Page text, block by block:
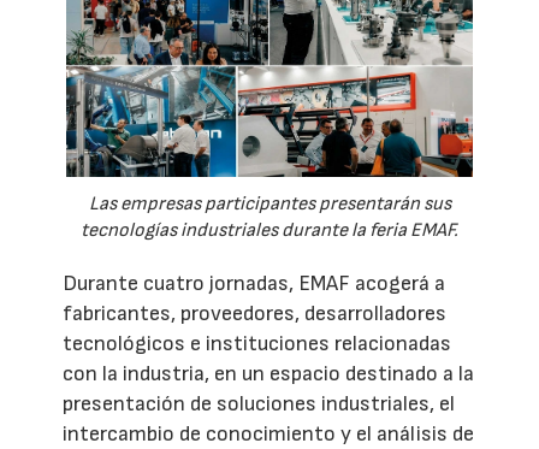
Las empresas participantes presentarán sus
tecnologías industriales durante la feria EMAF.
Durante cuatro jornadas, EMAF acogerá a
fabricantes, proveedores, desarrolladores
tecnológicos e instituciones relacionadas
con la industria, en un espacio destinado a la
presentación de soluciones industriales, el
intercambio de conocimiento y el análisis de